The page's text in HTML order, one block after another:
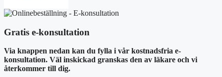
Gratis e-konsultation
Via knappen nedan kan du fylla i vår kostnadsfria e-
konsultation. Väl inskickad granskas den av läkare och vi
återkommer till dig.